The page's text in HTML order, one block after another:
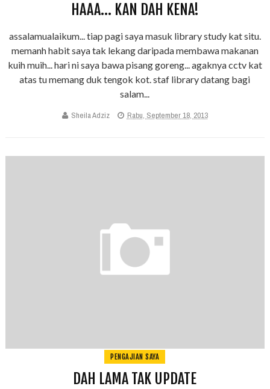
HAAA... KAN DAH KENA!
assalamualaikum... tiap pagi saya masuk library study kat situ.
memanh habit saya tak lekang daripada membawa makanan
kuih muih... hari ni saya bawa pisang goreng... agaknya cctv kat
atas tu memang duk tengok kot. staf library datang bagi
salam...
Sheila Adziz Rabu, September 18, 2013
PENGAJIAN SAYA
DAH LAMA TAK UPDATE